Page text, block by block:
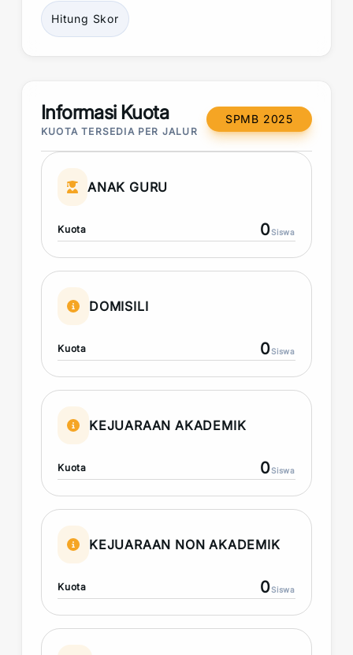
Hitung Skor
Informasi Kuota
KUOTA TERSEDIA PER JALUR
SPMB 2025
ANAK GURU
Kuota 0Siswa
DOMISILI
Kuota 0Siswa
KEJUARAAN AKADEMIK
Kuota 0Siswa
KEJUARAAN NON AKADEMIK
Kuota 0Siswa